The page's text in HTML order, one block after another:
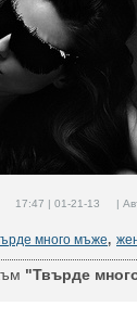
17:47 | 01-21-13 |
много мъже,
"Твърде